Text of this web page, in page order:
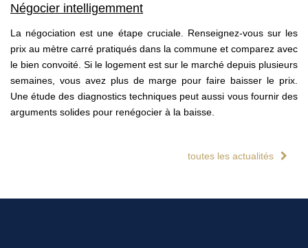
Négocier intelligemment
La négociation est une étape cruciale. Renseignez-vous sur les
prix au mètre carré pratiqués dans la commune et comparez avec
le bien convoité. Si le logement est sur le marché depuis plusieurs
semaines, vous avez plus de marge pour faire baisser le prix.
Une étude des diagnostics techniques peut aussi vous fournir des
arguments solides pour renégocier à la baisse.
toutes les actualités